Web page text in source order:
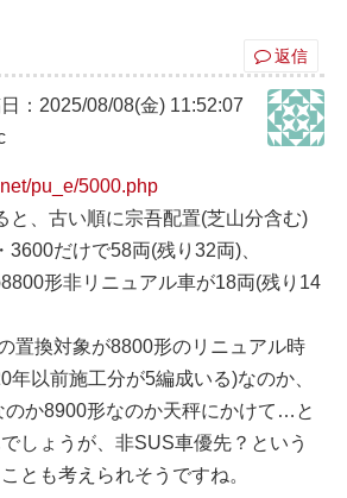
返信
：2025/08/08(金) 11:52:07
pu_e/5000.php
と、古い順に宗吾配置(芝山分含む)
3600だけで58両(残り32両)、
形非リニュアル車が18両(残り14
置換対象が8800形のリニュアル時
年以前施工分が5編成いる)なのか、
のか8900形なのか天秤にかけて…と
しょうが、非SUS車優先？という
とも考えられそうですね。